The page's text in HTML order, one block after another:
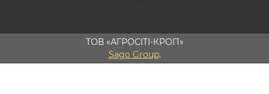
ТОВ «АГРОСІТІ-КРОП»
Sago Group.